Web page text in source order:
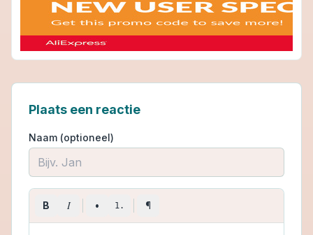
Plaats een reactie
Naam (optioneel)
B I • 1. ¶